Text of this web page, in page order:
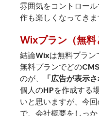
雰囲気をコントロー
作も楽しくなってきま
Wixプラン（無料
結論Wixは無料プラン
無料プランでどの
のが、
「広告が表示
個人のHPを作成する
いと思いますが、今
で、会社概要をしっ